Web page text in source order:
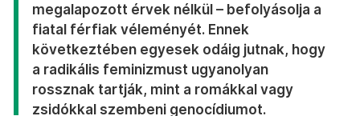
megalapozott érvek nélkül – befolyásolja a
fiatal férfiak véleményét. Ennek
következtében egyesek odáig jutnak, hogy
a radikális feminizmust ugyanolyan
rossznak tartják, mint a romákkal vagy
zsidókkal szembeni genocídiumot.